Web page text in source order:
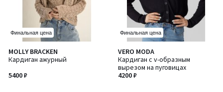
Финальная цена
MOLLY BRACKEN
Кардиган ажурный
5400 ₽
Финальная цена
VERO MODA
Кардиган с v-образным
вырезом на пуговицах
4200 ₽
4,8
/ 5
Количество
цветов:
2